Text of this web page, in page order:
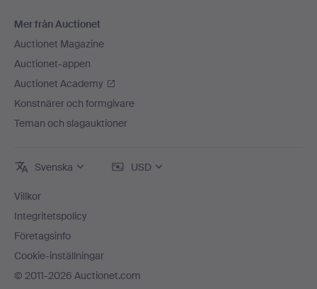
Mer från Auctionet
Auctionet Magazine
Auctionet-appen
Auctionet Academy
Konstnärer och formgivare
Teman och slagauktioner
Svenska USD
Villkor
Integritetspolicy
Företagsinfo
Cookie-inställningar
© 2011-2026 Auctionet.com